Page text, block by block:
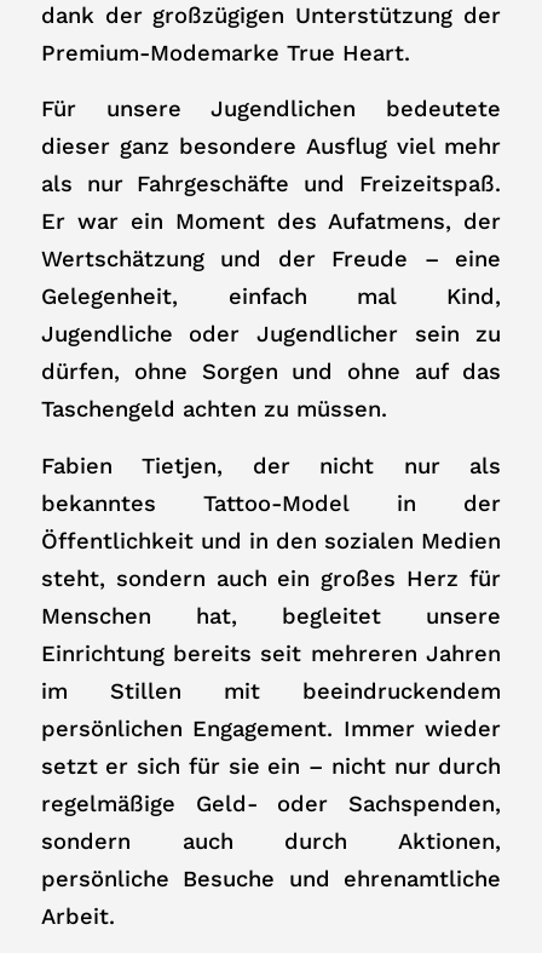
dank der großzügigen Unterstützung der
Premium-Modemarke True Heart.
Für unsere Jugendlichen bedeutete
dieser ganz besondere Ausflug viel mehr
als nur Fahrgeschäfte und Freizeitspaß.
Er war ein Moment des Aufatmens, der
Wertschätzung und der Freude – eine
Gelegenheit, einfach mal Kind,
Jugendliche oder Jugendlicher sein zu
dürfen, ohne Sorgen und ohne auf das
Taschengeld achten zu müssen.
Fabien Tietjen, der nicht nur als
bekanntes Tattoo-Model in der
Öffentlichkeit und in den sozialen Medien
steht, sondern auch ein großes Herz für
Menschen hat, begleitet unsere
Einrichtung bereits seit mehreren Jahren
im Stillen mit beeindruckendem
persönlichen Engagement. Immer wieder
setzt er sich für sie ein – nicht nur durch
regelmäßige Geld- oder Sachspenden,
sondern auch durch Aktionen,
persönliche Besuche und ehrenamtliche
Arbeit.